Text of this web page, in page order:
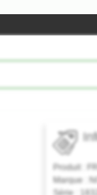
Produit :
Marque :
Série :